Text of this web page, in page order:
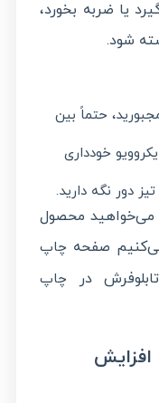
یا ضربه بخورد،
شود.
حتماً بین
خودداری
دور نگه دارید.
می‌خواهید محصول
صفحه چاپ
در چاپ
افزایش